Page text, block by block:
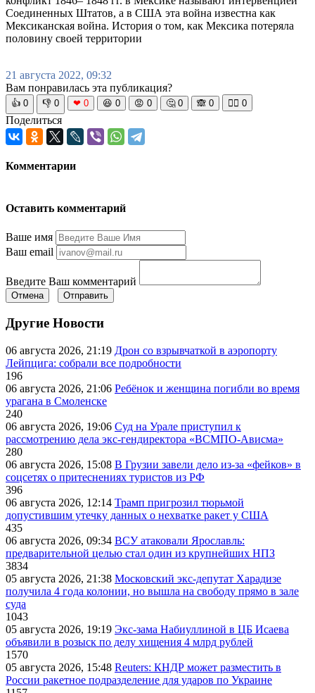
Соединенных Штатов, а в США эта война известна как
Мексиканская война. История о том, как Мексика потеряла
половину своей территории
21 августа 2022, 09:32
Вам понравилась эта публикация?
👍 0 👎 0 ❤ 0 😆 0 😡 0 🤔 0 🙈 0 🧘‍♀️ 0
Поделиться
Комментарии
Оставить комментарий
Ваше имя
Ваш email
Введите Ваш комментарий
Отмена Отправить
Другие Новости
06 августа 2026, 21:19 Дрон со взрывчаткой в аэропорту
Лейпцига: собрали все подробности
196
06 августа 2026, 21:06 Ребёнок и женщина погибли во время
урагана в Смоленске
240
06 августа 2026, 19:06 Суд на Урале приступил к
рассмотрению дела экс-гендиректора «ВСМПО-Ависма»
280
06 августа 2026, 15:08 В Грузии завели дело из-за «фейков» в
соцсетях о притеснениях туристов из РФ
396
06 августа 2026, 12:14 Трамп пригрозил тюрьмой
допустившим утечку данных о нехватке ракет у США
435
06 августа 2026, 09:34 ВСУ атаковали Ярославль:
предварительной целью стал один из крупнейших НПЗ
3834
05 августа 2026, 21:38 Московский экс-депутат Харадизе
получила 4 года колонии, но вышла на свободу прямо в зале
суда
1043
05 августа 2026, 19:19 Экс-зама Набиуллиной в ЦБ Исаева
объявили в розыск по делу хищения 4 млрд рублей
1570
05 августа 2026, 15:48 Reuters: КНДР может разместить в
России ракетное подразделение для ударов по Украине